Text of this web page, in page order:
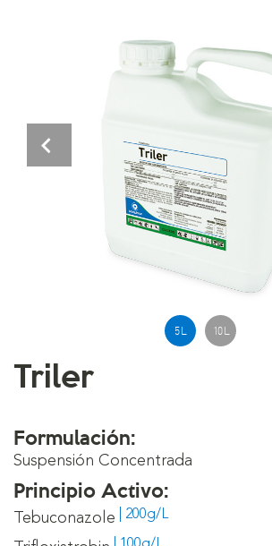
5 L 10 L
Previous
Triler
Formulación:
Suspensión Concentrada
Principio Activo:
Tebuconazole | 200g/L